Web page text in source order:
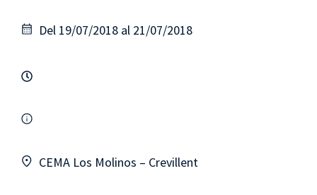
Del 19/07/2018 al 21/07/2018
CEMA Los Molinos – Crevillent